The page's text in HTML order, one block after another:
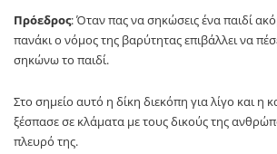
Πρόεδρος: Όταν πας να σηκώσεις ένα παιδί
πανάκι ο νόμος της βαρύτητας επιβάλλει να
σηκώνω το παιδί.
Στο σημείο αυτό η δίκη διεκόπη για λίγο και η
ξέσπασε σε κλάματα με τους δικούς της
πλευρό της.